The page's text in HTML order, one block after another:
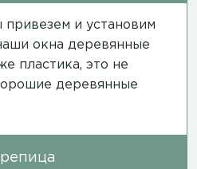
привезем и установим
окна деревянные
пластика, это не
деревянные